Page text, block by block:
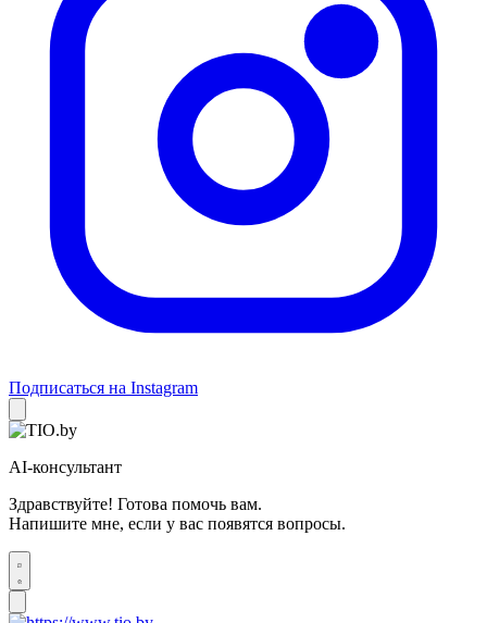
Подписаться на Instagram
AI-консультант
Здравствуйте! Готова помочь вам.
Напишите мне, если у вас появятся вопросы.